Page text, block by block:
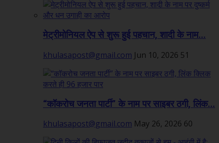
मेट्रीमोनियल ऐप से शुरू हुई पहचान, शादी के नाम...
khulasapost@gmail.com Jun 10, 2026 51
“कॉकरोच जनता पार्टी” के नाम पर साइबर ठगी, लिंक...
khulasapost@gmail.com May 26, 2026 60